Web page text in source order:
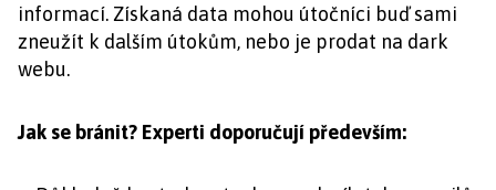
informací. Získaná data mohou útočníci buď sami
zneužít k dalším útokům, nebo je prodat na dark
webu.
Jak se bránit? Experti doporučují především: